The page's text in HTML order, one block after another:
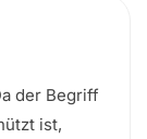
der Begriff
ist,